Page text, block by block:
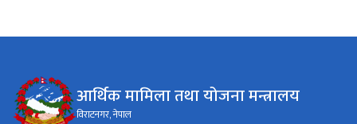
आर्थिक मामिला तथा योजना मन्त्रालय
विराटनगर, नेपाल